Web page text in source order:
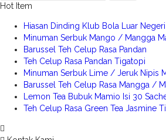
Hot Item
Hiasan Dinding Klub Bola Luar
Minuman Serbuk Mango / Mangga
Barussel Teh Celup Rasa Pandan
Teh Celup Rasa Pandan Tigatopi
Minuman Serbuk Lime / Jeruk Nipis
Barussel Teh Celup Rasa Mangga /
Lemon Tea Bubuk Mamio Isi 30
Teh Celup Rasa Green Tea Jasmine